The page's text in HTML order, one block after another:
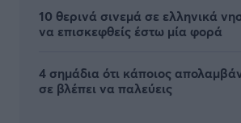
10 θερινά σινεμά σε ελληνικά
να επισκεφθείς έστω μία φορά
4 σημάδια ότι κάποιος
σε βλέπει να παλεύεις